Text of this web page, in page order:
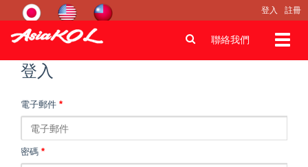
登入 註冊
聯絡我們
登入
電子郵件 *
密碼 *